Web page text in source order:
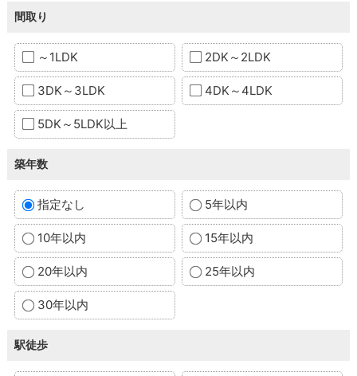
間取り
～1LDK 2DK～2LDK
3DK～3LDK 4DK～4LDK
5DK～5LDK以上
築年数
指定なし 5年以内
10年以内 15年以内
20年以内 25年以内
30年以内
駅徒歩